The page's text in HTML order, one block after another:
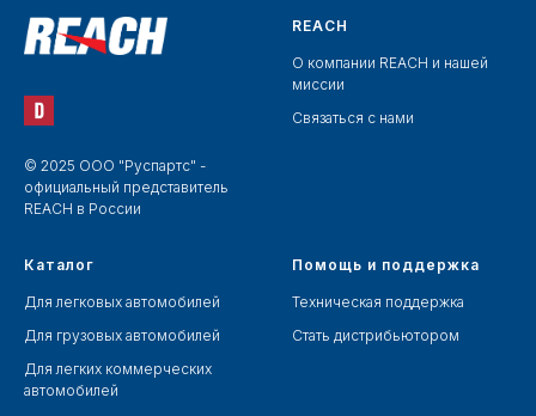
© 2025 ООО "Руспартс" -
официальный представитель
REACH в России
REACH
О компании REACH и нашей
миссии
Связаться с нами
Каталог
Для легковых автомобилей
Для грузовых автомобилей
Для легких коммерческих
автомобилей
Помощь и поддержка
Техническая поддержка
Стать дистрибьютором